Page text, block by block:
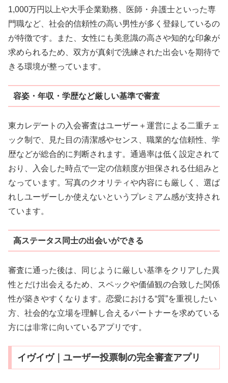
1,000万円以上や大手企業勤務、医師・弁護士といった専
門職など、社会的信頼性の高い男性が多く登録しているの
が特徴です。また、女性にも美意識の高さや知的な印象が
求められるため、双方が真剣で洗練された出会いを期待で
きる環境が整っています。
容姿・年収・学歴など厳しい基準で審査
東カレデートの入会審査はユーザー＋運営による二重チェ
ック制で、見た目の清潔感やセンス、職業的な信頼性、学
歴などが総合的に判断されます。通過率は低く設定されて
おり、入会した時点で一定の信頼度が担保される仕組みと
なっています。写真のクオリティや内容にも厳しく、選ば
れしユーザーしか使えないというプレミアム感が支持され
ています。
高ステータス同士の出会いができる
審査に通った後は、同じように厳しい基準をクリアした異
性とだけ出会えるため、スペックや価値観の合致した関係
性が築きやすくなります。恋愛における“質”を重視したい
方、社会的な立場を理解し合えるパートナーを求めている
方には非常に向いているアプリです。
イヴイヴ｜ユーザー投票制の完全審査アプリ